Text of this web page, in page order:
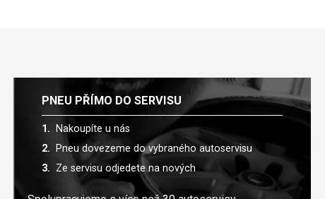
PNEU PŘÍMO DO SERVISU
Nakoupíte u nás
Pneu dovezeme do vybraného autoservisu
Ze servisu odjedete na nových